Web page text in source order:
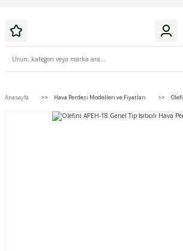
Anasayfa Hava Perdesi Modelleri ve Fiyatları